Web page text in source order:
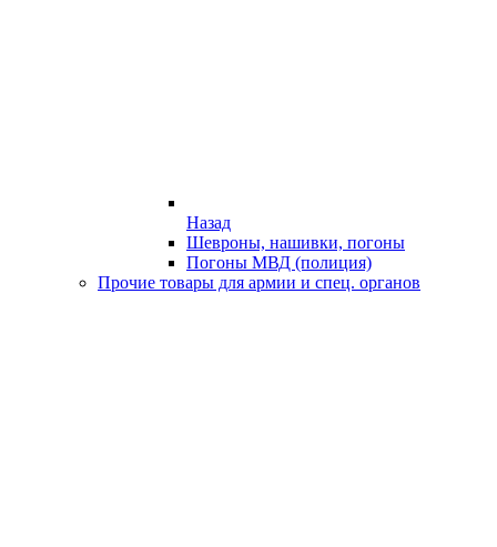
Назад
Шевроны, нашивки, погоны
Погоны МВД (полиция)
Прочие товары для армии и спец. органов